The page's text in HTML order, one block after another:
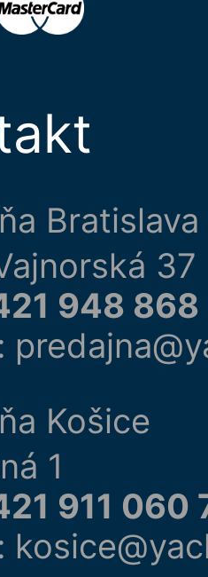
Bratislava
37
948
Košice
1
911 060